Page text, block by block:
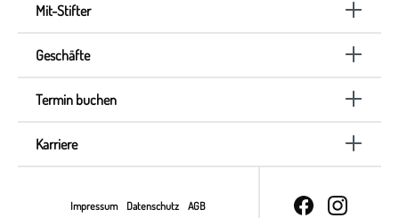
Mit-Stifter
Geschäfte
Termin buchen
Karriere
Impressum Datenschutz AGB